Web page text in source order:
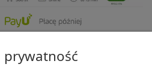
prywatność